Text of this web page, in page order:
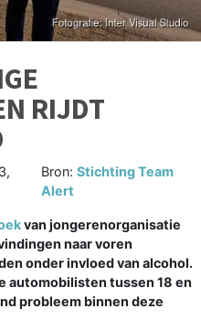
RIJDT
Bron: Stichting Team
Alert
van jongerenorganisatie
naar voren
onder invloed van alcohol.
automobilisten tussen 18 en
probleem binnen deze